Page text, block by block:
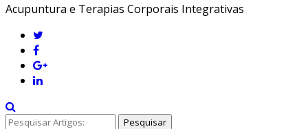
Acupuntura e Terapias Corporais Integrativas
Pesquisar